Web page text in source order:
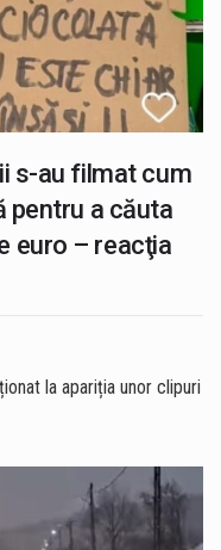
s-au filmat cum
pentru a căuta
euro – reacţia
la apariția unor clipuri